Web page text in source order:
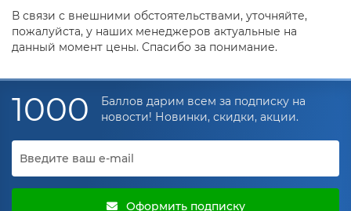
В связи с внешними обстоятельствами, уточняйте,
пожалуйста, у наших менеджеров актуальные на
данный момент цены. Спасибо за понимание.
1000
Баллов дарим всем за подписку на
новости! Новинки, скидки, акции.
Оформить подписку